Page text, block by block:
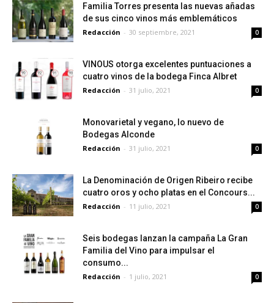
Familia Torres presenta las nuevas añadas
de sus cinco vinos más emblemáticos
Redacción - 30 septiembre, 2021 0
VINOUS otorga excelentes puntuaciones a
cuatro vinos de la bodega Finca Albret
Redacción - 31 julio, 2021 0
Monovarietal y vegano, lo nuevo de
Bodegas Alconde
Redacción - 31 julio, 2021 0
La Denominación de Origen Ribeiro recibe
cuatro oros y ocho platas en el Concours...
Redacción - 11 julio, 2021 0
Seis bodegas lanzan la campaña La Gran
Familia del Vino para impulsar el
consumo...
Redacción - 1 julio, 2021 0